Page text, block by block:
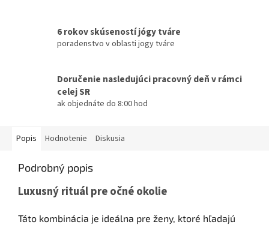
6 rokov skúseností jógy tváre
poradenstvo v oblasti jogy tváre
Doručenie nasledujúci pracovný deň v rámci
celej SR
ak objednáte do 8:00 hod
Popis Hodnotenie Diskusia
Podrobný popis
Luxusný rituál pre očné okolie
Táto kombinácia je ideálna pre ženy, ktoré hľadajú